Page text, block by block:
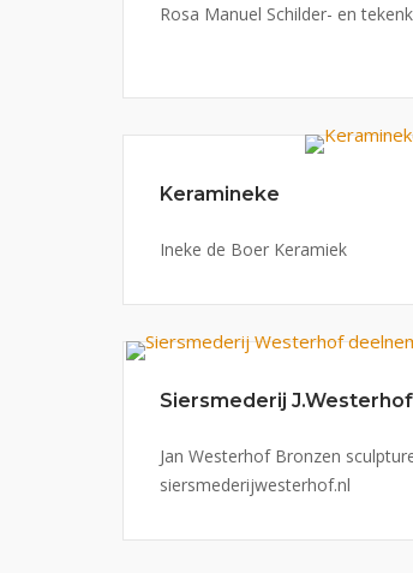
Rosa Manuel Schilder- en
Keramineke
Ineke de Boer Keramiek
Siersmederij J.Westerhof
Jan Westerhof Bronzen
siersmederijwesterhof.nl